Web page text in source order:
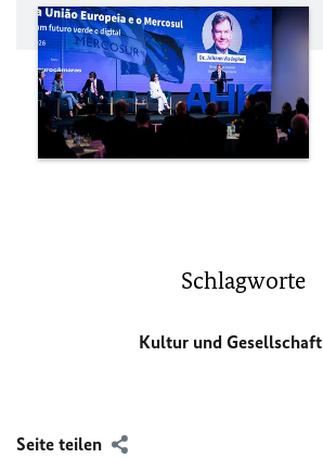
Schlagworte
Kultur und Gesellschaft
Seite teilen